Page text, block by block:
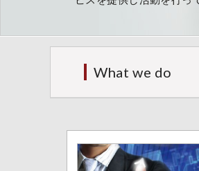
What we do